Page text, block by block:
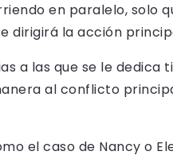
en paralelo, solo
dirigirá la acción
a las que se le dedica
al conflicto
el caso de Nancy o